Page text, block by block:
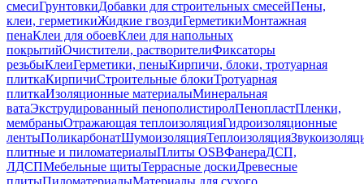
смесиГрунтовкиДобавки для строительных смесейПены,
клеи, герметикиЖидкие гвоздиГерметикиМонтажная
пенаКлеи для обоевКлеи для напольных
покрытийОчистители, растворителиФиксаторы
резьбыКлеиГерметики, пеныКирпичи, блоки, тротуарная
плиткаКирпичиСтроительные блокиТротуарная
плиткаИзоляционные материалыМинеральная
ватаЭкструдированный пенополистиролПенопластПленки,
мембраныОтражающая теплоизоляцияГидроизоляционные
лентыПоликарбонатШумоизоляцияТеплоизоляция
плитные и пиломатериалыПлиты OSBФанераДСП,
ЛДСПМебельные щитыТеррасные доскиДревесные
плитыПиломатериалыМатериалы для сухого